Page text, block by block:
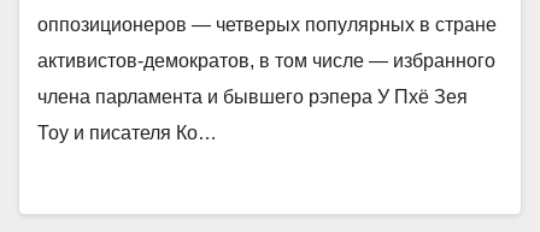
оппозиционеров — четверых популярных в стране
активистов-демократов, в том числе — избранного
члена парламента и бывшего рэпера У Пхё Зея
Тоу и писателя Ко…